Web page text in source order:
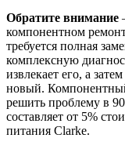
Обратите внимание
компонентном
требуется полная
комплексную
извлекает его, а
новый.
решить проблему в
составляет от 5%
питания Clarke.